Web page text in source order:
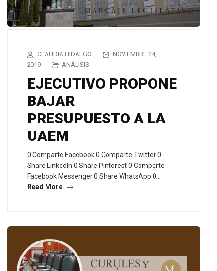
CLAUDIA HIDALGO
NOVIEMBRE 24,
2019
ANÁLISIS
EJECUTIVO PROPONE
BAJAR
PRESUPUESTO A LA
UAEM
0 Comparte Facebook 0 Comparte Twitter 0
Share LinkedIn 0 Share Pinterest 0 Comparte
Facebook Messenger 0 Share WhatsApp 0…
Read More